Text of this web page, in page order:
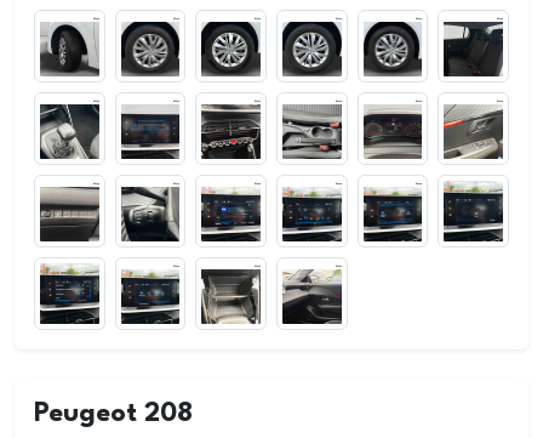
Peugeot 208